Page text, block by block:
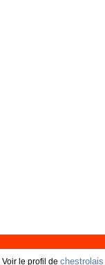
Voir le profil de chestrolais